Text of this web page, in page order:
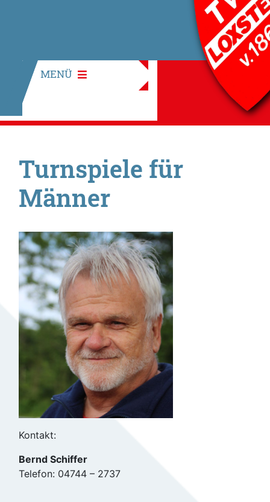
MENÜ
Turnspiele für
Männer
Kontakt:
Bernd Schiffer
Telefon: 04744 – 2737